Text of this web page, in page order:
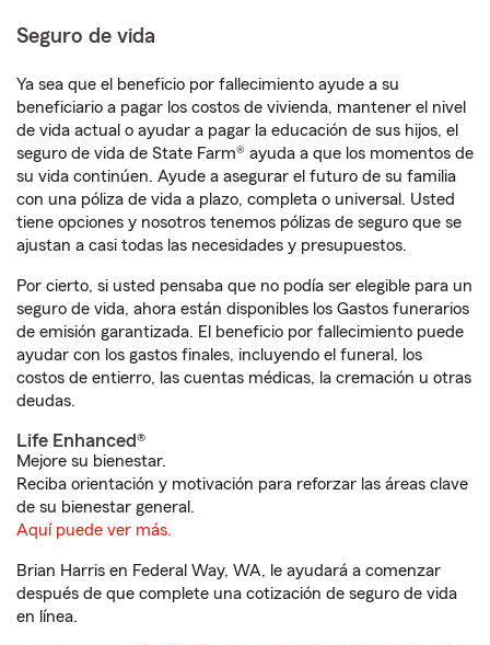
Seguro de vida
Ya sea que el beneficio por fallecimiento ayude a su
beneficiario a pagar los costos de vivienda, mantener el nivel
de vida actual o ayudar a pagar la educación de sus hijos, el
seguro de vida de State Farm® ayuda a que los momentos de
su vida continúen. Ayude a asegurar el futuro de su familia
con una póliza de vida a plazo, completa o universal. Usted
tiene opciones y nosotros tenemos pólizas de seguro que se
ajustan a casi todas las necesidades y presupuestos.
Por cierto, si usted pensaba que no podía ser elegible para un
seguro de vida, ahora están disponibles los Gastos funerarios
de emisión garantizada. El beneficio por fallecimiento puede
ayudar con los gastos finales, incluyendo el funeral, los
costos de entierro, las cuentas médicas, la cremación u otras
deudas.
Life Enhanced®
Mejore su bienestar.
Reciba orientación y motivación para reforzar las áreas clave
de su bienestar general.
Aquí puede ver más.
Brian Harris en Federal Way, WA, le ayudará a comenzar
después de que complete una cotización de seguro de vida
en línea.